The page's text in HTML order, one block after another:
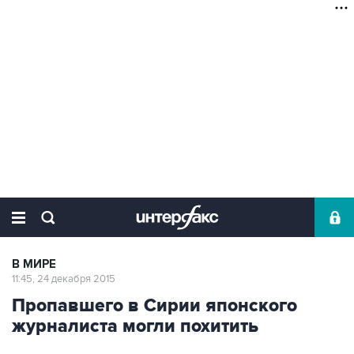
В МИРЕ
11:45, 24 декабря 2015
Пропавшего в Сирии японского
журналиста могли похитить